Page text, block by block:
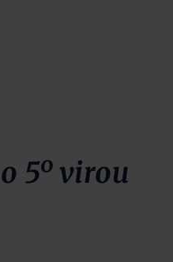
5º virou